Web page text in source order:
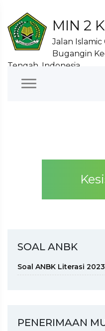
MIN 2
Jalan
Bugangin
Tengah, Indonesia
SOAL ANBK
Soal ANBK Literasi 2023
PENERIMAAN